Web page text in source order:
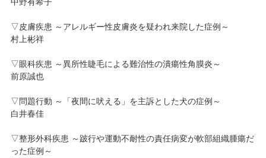
中野有希子
▽皮膚疾患 ～アレルギー性皮膚炎を疑われ来院した症例～
村上彬祥
▽眼科疾患 ～異所性睫毛による難治性の潰瘍性角膜炎～
前原誠也
▽問題行動 ～「夜間に吠える」を主訴とした犬の症例～
白井春佳
▽整形外科疾患 ～跛行や運動不耐性の責任病変が軟部組織腫瘍だ
った症例～